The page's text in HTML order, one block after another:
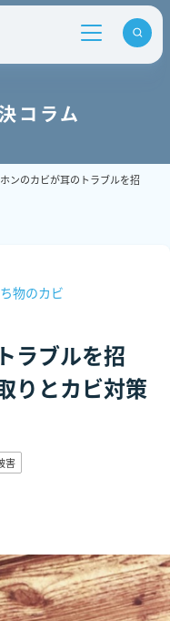
コラム
ンのカビが耳のトラブルを招
物のカビ
ラブルを招
りとカビ対策
害